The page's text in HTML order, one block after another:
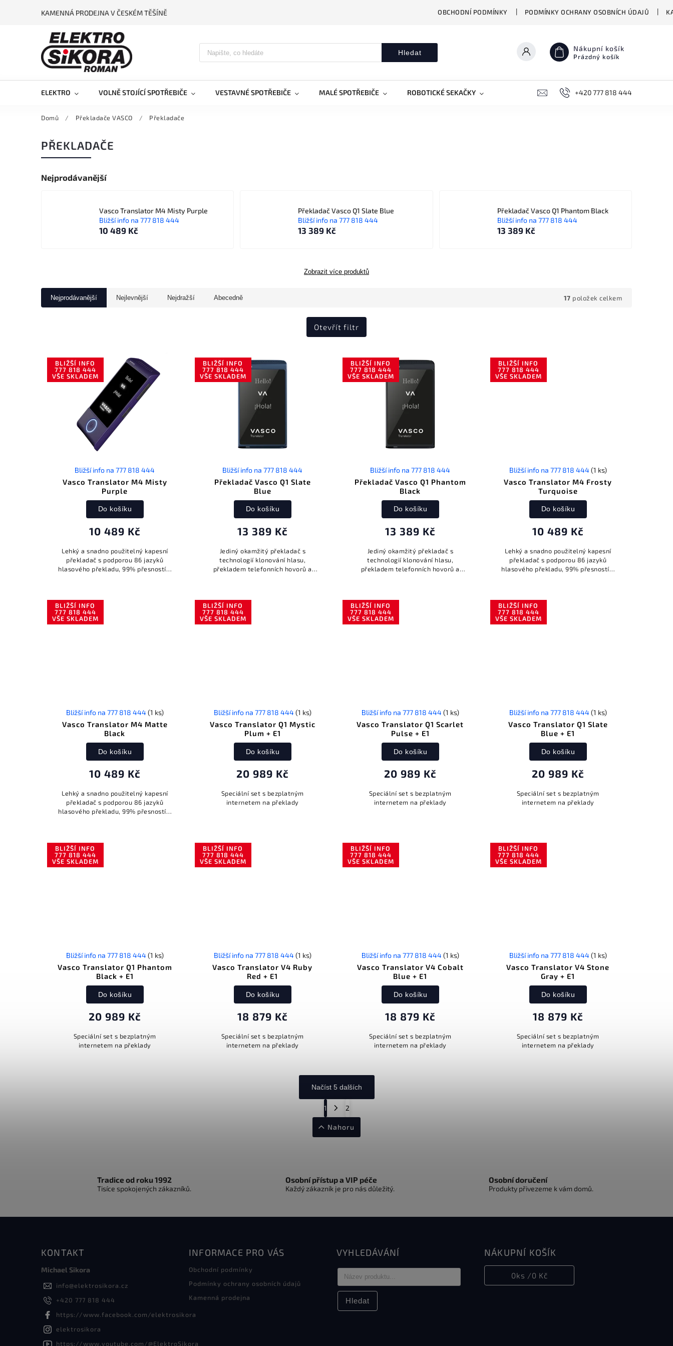
KAMENNÁ PRODEJNA V ČESKÉM TĚŠÍNĚ OBCHODNÍ PODMÍNKY PODMÍNKY OCHRANY OSOBNÍCH ÚDAJŮ
Hledat Nákupní košík
Prázdný košík
ELEKTRO VOLNĚ STOJÍCÍ SPOTŘEBIČE VESTAVNÉ SPOTŘEBIČE MALÉ SPOTŘEBIČE ROBOTICKÉ SEKAČKY PŘEKLADAČE VASCO BIONICKÉ MOPY
+420 777 818 444
Domů / Překladače VASCO / Překladače
PŘEKLADAČE
Nejprodávanější
Vasco Translator M4 Misty Purple
Bližší info na 777 818 444
10 489 Kč
Překladač Vasco Q1 Slate Blue
Bližší info na 777 818 444
13 389 Kč
Překladač Vasco Q1 Phantom Black
Bližší info na 777 818 444
13 389 Kč
Zobrazit více produktů
Nejprodávanější Nejlevnější Nejdražší Abecedně 17 položek celkem
Otevřít filtr
BLIŽŠÍ INFO
777 818 444
VŠE SKLADEM
Vasco Translator M4 Misty
Purple
Bližší info na 777 818 444
10 489 Kč
Do košíku
Lehký a snadno použitelný kapesní
překladač s podporou 86 jazyků
hlasového překladu, 99% přesností a
BLIŽŠÍ INFO
777 818 444
VŠE SKLADEM
Překladač Vasco Q1 Slate
Blue
Bližší info na 777 818 444
13 389 Kč
Do košíku
Jediný okamžitý překladač s
technologií klonování hlasu,
překladem telefonních hovorů a
BLIŽŠÍ INFO
777 818 444
VŠE SKLADEM
Překladač Vasco Q1 Phantom
Black
Bližší info na 777 818 444
13 389 Kč
Do košíku
Jediný okamžitý překladač s
technologií klonování hlasu,
překladem telefonních hovorů a
BLIŽŠÍ INFO
777 818 444
VŠE SKLADEM
Vasco Translator M4 Frosty
Turquoise
Bližší info na 777 818 444 (1 ks)
10 489 Kč
Do košíku
Lehký a snadno použitelný kapesní
překladač s podporou 86 jazyků
hlasového překladu, 99% přesností a
BLIŽŠÍ INFO
777 818 444
VŠE SKLADEM
Vasco Translator M4 Matte
Black
Bližší info na 777 818 444 (1 ks)
10 489 Kč
Do košíku
Lehký a snadno použitelný kapesní
překladač s podporou 86 jazyků
hlasového překladu, 99% přesností a
BLIŽŠÍ INFO
777 818 444
VŠE SKLADEM
Vasco Translator Q1 Mystic
Plum + E1
Bližší info na 777 818 444 (1 ks)
20 989 Kč
Do košíku
Speciální set s bezplatným
internetem na překlady
BLIŽŠÍ INFO
777 818 444
VŠE SKLADEM
Vasco Translator Q1 Scarlet
Pulse + E1
Bližší info na 777 818 444 (1 ks)
20 989 Kč
Do košíku
Speciální set s bezplatným
internetem na překlady
BLIŽŠÍ INFO
777 818 444
VŠE SKLADEM
Vasco Translator Q1 Slate
Blue + E1
Bližší info na 777 818 444 (1 ks)
20 989 Kč
Do košíku
Speciální set s bezplatným
internetem na překlady
BLIŽŠÍ INFO
777 818 444
VŠE SKLADEM
Vasco Translator Q1 Phantom
Black + E1
Bližší info na 777 818 444 (1 ks)
20 989 Kč
Do košíku
Speciální set s bezplatným
internetem na překlady
BLIŽŠÍ INFO
777 818 444
VŠE SKLADEM
Vasco Translator V4 Ruby
Red + E1
Bližší info na 777 818 444 (1 ks)
18 879 Kč
Do košíku
Speciální set s bezplatným
internetem na překlady
BLIŽŠÍ INFO
777 818 444
VŠE SKLADEM
Vasco Translator V4 Cobalt
Blue + E1
Bližší info na 777 818 444 (1 ks)
18 879 Kč
Do košíku
Speciální set s bezplatným
internetem na překlady
BLIŽŠÍ INFO
777 818 444
VŠE SKLADEM
Vasco Translator V4 Stone
Gray + E1
Bližší info na 777 818 444 (1 ks)
18 879 Kč
Do košíku
Speciální set s bezplatným
internetem na překlady
Načíst 5 dalších
1 2
Nahoru
Tradice od roku 1992
Tisíce spokojených zákazníků.
Osobní přístup a VIP péče
Každý zákazník je pro nás důležitý.
Osobní doručení
Produkty přivezeme k vám domů.
KONTAKT
Michael Sikora
info@elektrosikora.cz
+420 777 818 444
https://www.facebook.com/elektrosikora
elektrosikora
https://www.youtube.com/@ElektroSikora
INFORMACE PRO VÁS
Obchodní podmínky
Podmínky ochrany osobních údajů
Kamenná prodejna
VYHLEDÁVÁNÍ
Hledat
NÁKUPNÍ KOŠÍK
0ks /0 Kč